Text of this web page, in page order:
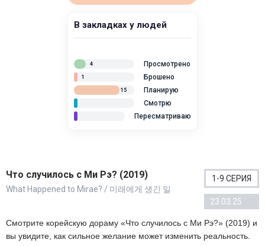
В закладках у людей
Просмотрено
4
Брошено
1
Планирую
15
Смотрю
Пересматриваю
Что случилось с Ми Рэ? (2019)
What Happened to Mirae? / 미래에게 생긴 일
1-9 СЕРИЯ
23.03.25
Смотрите корейскую дораму «Что случилось с Ми Рэ?» (2019) и
вы увидите, как сильное желание может изменить реальность.